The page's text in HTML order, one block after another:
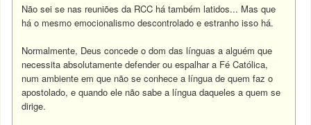
Não sei se nas reuniões da RCC há também latidos... Mas que
há o mesmo emocionalismo descontrolado e estranho isso há.
Normalmente, Deus concede o dom das línguas a alguém que
necessita absolutamente defender ou espalhar a Fé Católica,
num ambiente em que não se conhece a língua de quem faz o
apostolado, e quando ele não sabe a língua daqueles a quem se
dirige.